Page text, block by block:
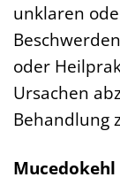
unklaren
oder
Ursachen
Behandlung
Mucedokehl